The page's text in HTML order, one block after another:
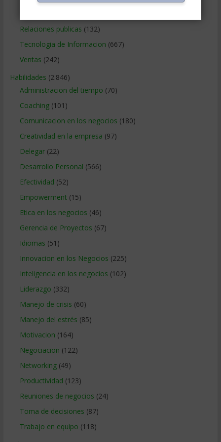
Relaciones publicas (132)
Tecnologia de Informacion (667)
Ventas (242)
Habilidades (2.846)
Administracion del tiempo (70)
Coaching(101)
Comunicacion en los negocios (180)
Creatividad en la empresa (97)
Delegar(22)
Desarrollo Personal (566)
Efectividad (52)
Empowerment (15)
Etica en los negocios (46)
Gerencia de Proyectos (67)
Idiomas (51)
Innovacion en los Negocios (225)
Inteligencia en los negocios (102)
Liderazgo (332)
Manejo de crisis (60)
Manejo del estrés (85)
Motivacion (164)
Negociacion (122)
Networking(49)
Productividad (123)
Reuniones de negocios (24)
Toma de decisiones (87)
Trabajo en equipo (118)